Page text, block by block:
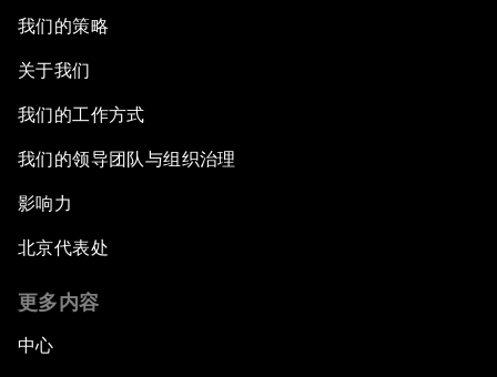
我们的策略
关于我们
我们的工作方式
我们的领导团队与组织治理
影响力
北京代表处
更多内容
中心